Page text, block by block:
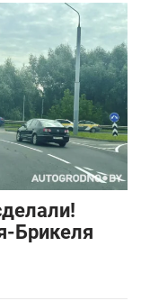
Брикеля